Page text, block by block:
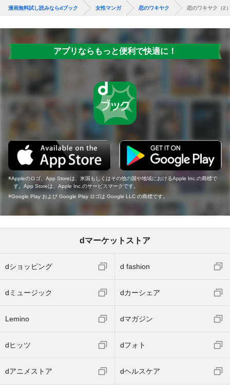
漫画無料試し読みならdブック 女性マンガ 恋のワキヤク 恋のワキヤク（2
アプリならもっと便利で快適に！
Appleのロゴ、App Storeは、米国もしくはその他の国や地域におけるApple Inc.の商標で
す。App Storeは、Apple Inc.のサービスマークです。
Google Play および Google Play ロゴは Google LLC の商標です。
dマーケットストア
dショッピング d fashion
dミュージック dカーシェア
Lemino dマガジン
dヒッツ dフォト
dアニメストア dヘルスケア